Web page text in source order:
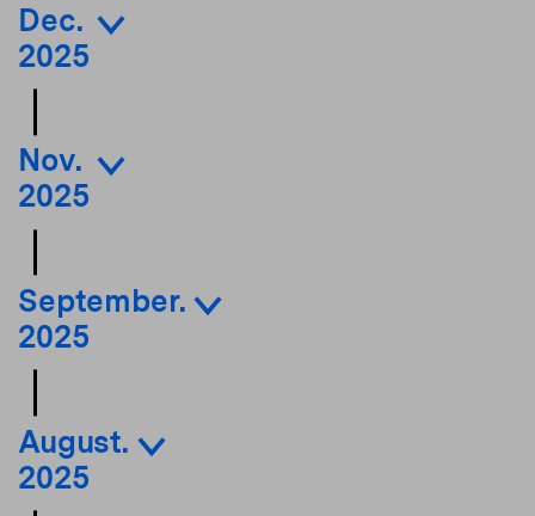
Dec.
2025
Nov.
2025
September.
2025
August.
2025